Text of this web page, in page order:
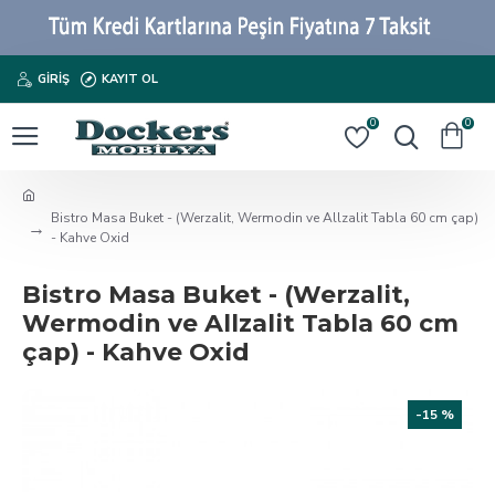
GIRIŞ KAYIT OL
0 0
Bistro Masa Buket - (Werzalit, Wermodin ve Allzalit Tabla 60 cm çap)
- Kahve Oxid
Bistro Masa Buket - (Werzalit,
Wermodin ve Allzalit Tabla 60 cm
çap) - Kahve Oxid
-15 %